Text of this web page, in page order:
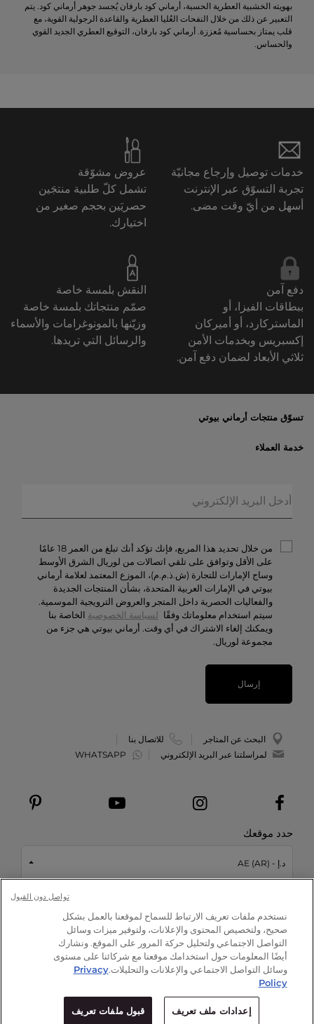
1210 د.إ اضف التالي الى الحقيبة
بهويته الخشبية العطرية الحسية، أرماني كود بارفان يُجسد جوهر أرماني كود. يتم
التعبير عن ذلك من خلال النفحات العُليا العطرية والقاعدة الرجولية القوية، مع
قلب يمتاز بحساسية مُعززة. أرماني كود بارفان، التوقيع العطري الجديد القوي
والحساس.
خدمات توصيل وإرجاع مجانيّة
تجربة التسوّق عبر الإنترنت
أسهل من أيّ وقت مضى.
عروض مشوّقة
تشمل كلّ طلبية منتجَين
حصريَين بحجم صغير من
اختيارك.
دفع آمن
ببطاقات الفيزا، أو
الماستركارد، أو أميركان
إكسبريس وبخدمات الأمن
ثلاثي الأبعاد لضمان دفع آمن.
النقش بلمسة خاصة
صمّم منتجاتك بلمسة خاصة
وزيّنها بالمونوغرامات والأسماء
والرسائل التي تريدها.
تسوّق منتجات أرماني بيوتي
العروض الحصريّة
المكياج
العطور
خدمة العملاء
حالة الطلبيّة
الخصوصيّة والأمن
الشروط والأحكام
تواصل معنا
الوظائف
من خلال تحديد هذا المربع، فإنك تؤكد أنك تبلغ من العمر 18 عامًا
على الأقل وتوافق على تلقي اتصالات من لوريال الشرق الأوسط
وساج الإمارات للتجارة (ش.ذ.م.م)، الموزع المعتمد لعلامة أرماني
بيوتي في الإمارات العربية المتحدة، بشأن المنتجات الجديدة
والفعاليات الحصرية داخل المتجر والعروض الترويجية الموسمية.
سيتم استخدام معلوماتك وفقًا لسياسة الخصوصية الخاصة بنا
ويمكنك إلغاء الاشتراك في أي وقت. أرماني بيوتي هي جزء من
مجموعة لوريال.
إرسال
البحث عن المتاجر
للاتصال بنا
لمراسلتنا عبر البريد الإلكتروني
WHATSAPP
حدد موقعك
د.إ - AE (AR)
This site is protected by reCAPTCHA and the Google
andTerms of Serviceapply.
© علامة أرماني بيوتي2026
نستخدم ملفات تعريف الارتباط للسماح لموقعنا بالعمل بشكل
صحيح، ولتخصيص المحتوى والإعلانات، ولتوفير ميزات وسائل
التواصل الاجتماعي ولتحليل حركة المرور على الموقع. ونشارك
أيضًا المعلومات حول استخدامك موقعنا مع شركائنا على مستوى
وسائل التواصل الاجتماعي والإعلانات والتحليلات.Privacy
Policy
إعدادات ملف تعريف قبول ملفات تعريف
تواصل دون القبول